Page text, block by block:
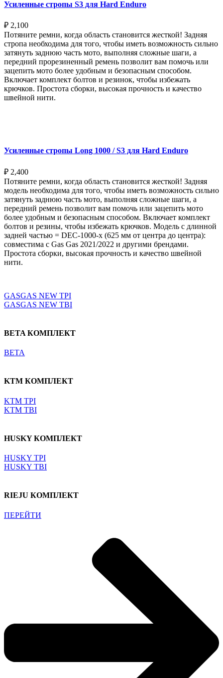
Усиленные стропы S3 для Hard Enduro
₽ 2,100
Потяните ремни, когда область становится жесткой! Задняя
стропа необходима для того, чтобы иметь возможность сильно
затянуть заднюю часть мото, выполняя сложные шаги, а
передний прорезиненный ремень позволит вам помочь или
зацепить мото более удобным и безопасным способом.
Включает комплект болтов и резинок, чтобы избежать
крючков. Простота сборки, высокая прочность и качество
швейной нити.
Усиленные стропы Long 1000 / S3 для Hard Enduro
₽ 2,400
Потяните ремни, когда область становится жесткой! Задняя
модель необходима для того, чтобы иметь возможность сильно
затянуть заднюю часть мото, выполняя сложные шаги, а
передний ремень позволит вам помочь или зацепить мото
более удобным и безопасным способом. Включает комплект
болтов и резины, чтобы избежать крючков. Модель с длинной
задней частью = DEC-1000-x (625 мм от центра до центра):
совместима с Gas Gas 2021/2022 и другими брендами.
Простота сборки, высокая прочность и качество швейной
нити.
GASGAS NEW TPI
GASGAS NEW TBI
BETA КОМПЛЕКТ
BETA
KTM КОМПЛЕКТ
KTM TPI
KTM TBI
HUSKY КОМПЛЕКТ
HUSKY TPI
HUSKY TBI
RIEJU КОМПЛЕКТ
ПЕРЕЙТИ